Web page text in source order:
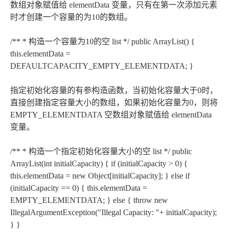
数组对象赋值给 elementData 变量，只有在第一次添加元素
时才创建一个容量的为10的数组。
/** * 构造一个容量为10的空 list */ public ArrayList() {
this.elementData =
DEFAULTCAPACITY_EMPTY_ELEMENTDATA; }
指定初始化容量的有参构造函数，当初始化容量大于0时，
直接创建指定容量大小的数组，如果初始化容量为0，则将
EMPTY_ELEMENTDATA 空数组对象赋值给 elementData
变量。
/** * 构造一个指定初始化容量大小的空 list */ public
ArrayList(int initialCapacity) { if (initialCapacity > 0) {
this.elementData = new Object[initialCapacity]; } else if
(initialCapacity == 0) { this.elementData =
EMPTY_ELEMENTDATA; } else { throw new
IllegalArgumentException("Illegal Capacity: "+ initialCapacity);
} }